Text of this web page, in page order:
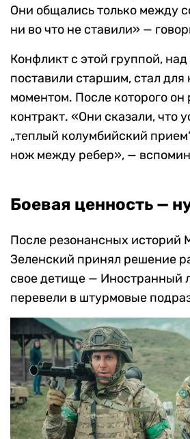
Они общались только между
ни во что не ставили» —
Конфликт с этой группой, над
поставили старшим, стал
моментом. После которого
контракт. «Они сказали, что
„теплый колумбийский
нож между ребер», —
Боевая ценность —
После резонансных историй
Зеленский принял решение
свое детище — Иностранный
перевели в штурмовые